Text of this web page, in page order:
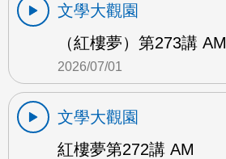
文學大觀園
（紅樓夢）第273講 AM
2026/07/01
文學大觀園
紅樓夢第272講 AM